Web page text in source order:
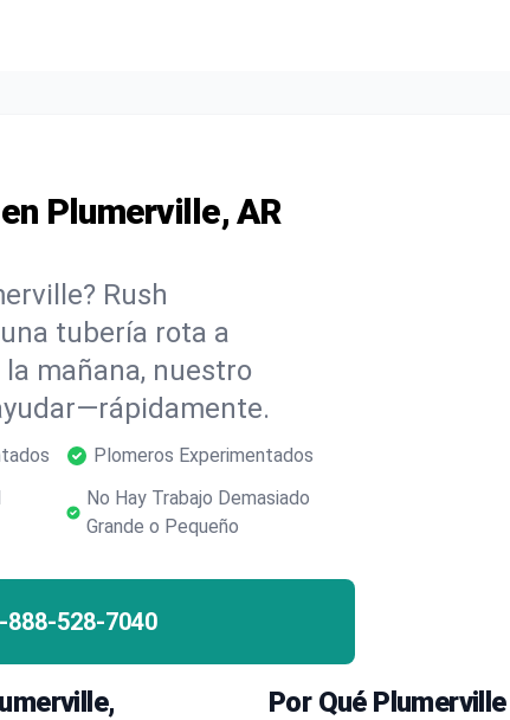
Plumerville, AR
Rush
tubería rota a
mañana, nuestro
Plomeros Experimentados
No Hay Trabajo Demasiado
Grande o Pequeño
888-528-7040
Por Qué